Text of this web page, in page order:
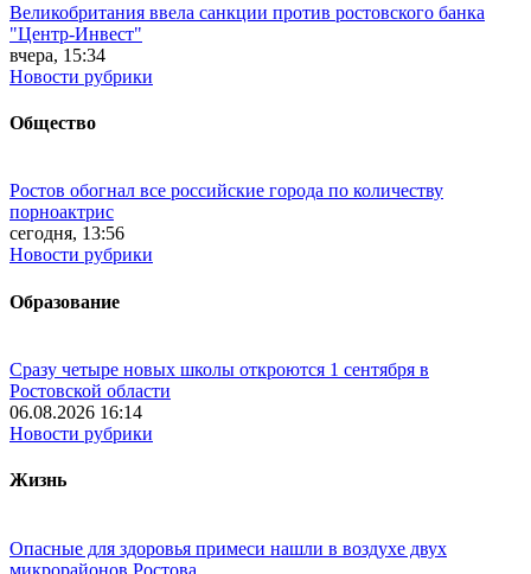
Великобритания ввела санкции против ростовского банка
"Центр-Инвест"
вчера, 15:34
Новости рубрики
Общество
Ростов обогнал все российские города по количеству
порноактрис
сегодня, 13:56
Новости рубрики
Образование
Сразу четыре новых школы откроются 1 сентября в
Ростовской области
06.08.2026 16:14
Новости рубрики
Жизнь
Опасные для здоровья примеси нашли в воздухе двух
микрорайонов Ростова